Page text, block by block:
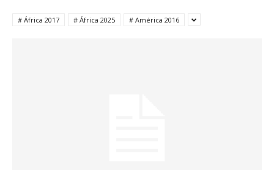
# África 2017 # África 2025 # América 2016